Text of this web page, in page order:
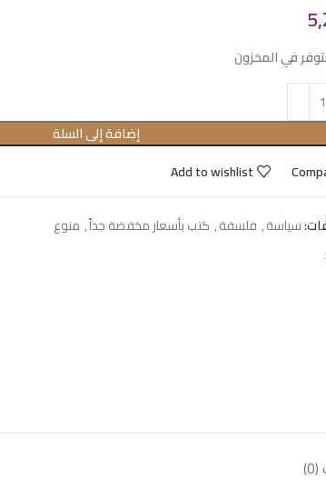
إضافة إلى السلة
Add to wishlist
سياسة, فلسفة, كتب بأسعار مخفضة جداً, منوع